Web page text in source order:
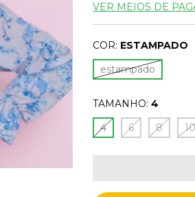
VER MEIOS DE
COR: ESTAMPADO
estampado
TAMANHO: 4
4
6 8